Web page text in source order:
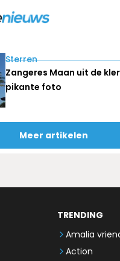
Sterren
Zangeres Maan uit de
pikante foto
Meer artikelen
TRENDING
Amalia
Action